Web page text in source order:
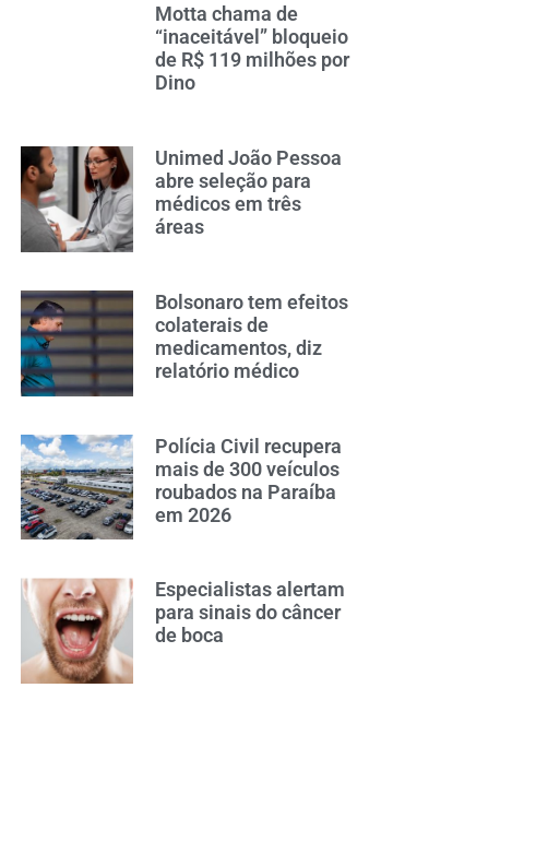
Motta chama de
“inaceitável” bloqueio
de R$ 119 milhões por
Dino
Unimed João Pessoa
abre seleção para
médicos em três
áreas
Bolsonaro tem efeitos
colaterais de
medicamentos, diz
relatório médico
Polícia Civil recupera
mais de 300 veículos
roubados na Paraíba
em 2026
Especialistas alertam
para sinais do câncer
de boca